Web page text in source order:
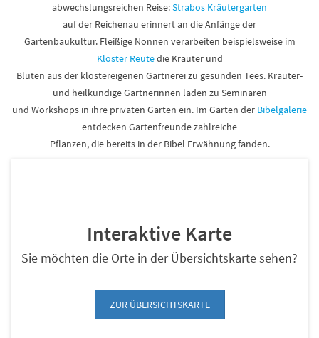
abwechslungsreichen Reise:Strabos Kräutergarten
auf der Reichenau erinnert an die Anfänge der
Gartenbaukultur. Fleißige Nonnen verarbeiten beispielsweise im
Kloster Reutedie Kräuter und
Blüten aus der klostereigenen Gärtnerei zu gesunden Tees. Kräuter-
und heilkundige Gärtnerinnen laden zu Seminaren
und Workshops in ihre privaten Gärten ein. Im Garten der Bibelgalerie
entdecken Gartenfreunde zahlreiche
Pflanzen, die bereits in der Bibel Erwähnung fanden.
Interaktive Karte
Sie möchten die Orte in der Übersichtskarte sehen?
ZUR ÜBERSICHTSKARTE